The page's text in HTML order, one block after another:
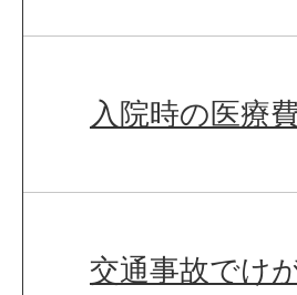
入院時の医療
交通事故でけ